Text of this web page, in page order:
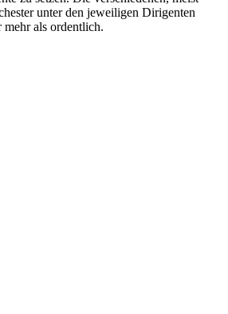
unter den jeweiligen Dirigenten
mehr als ordentlich.